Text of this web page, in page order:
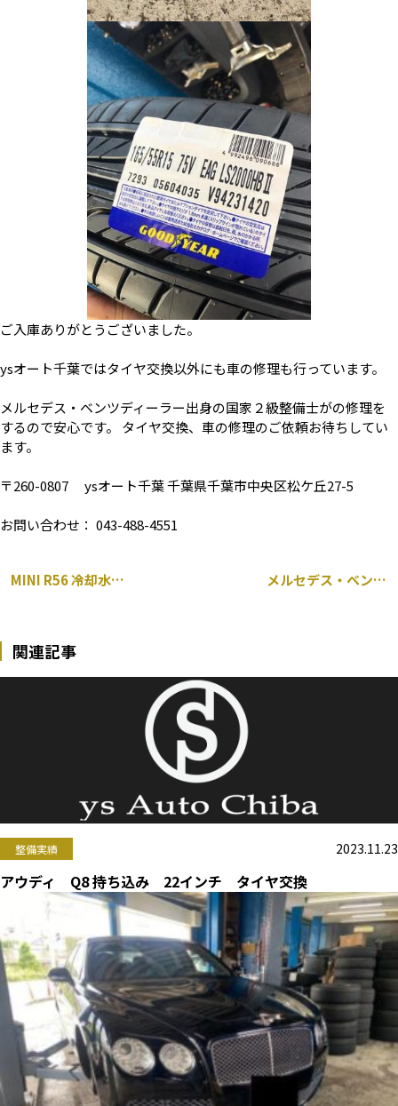
ご入庫ありがとうございました。
ysオート千葉ではタイヤ交換以外にも車の修理も行っています。
メルセデス・ベンツディーラー出身の国家２級整備士がの修理を
するので安心です。 タイヤ交換、車の修理のご依頼お待ちしてい
ます。
〒260-0807 ysオート千葉 千葉県千葉市中央区松ケ丘27-5
お問い合わせ： 043-488-4551
MINI R56 冷却水漏れ サーモスタット交換 メルセデス・ベンツ 持ち込み グリル交換 205 cクラス
関連記事
整備実績 2023.11.23
アウディ Q8 持ち込み 22インチ タイヤ交換